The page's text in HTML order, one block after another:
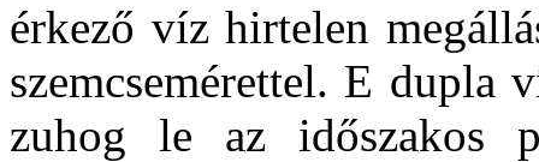
érkező víz hirtelen
szemcsemérettel. E dupla
zuhog le az időszakos